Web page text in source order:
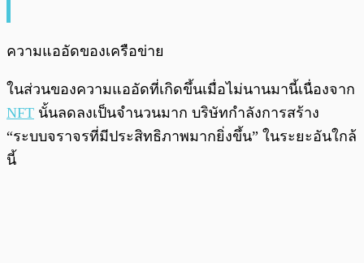
ความแออัดของเครือข่าย
ในส่วนของความแออัดที่เกิดขึ้นเมื่อไม่นานมานี้เนื่องจาก
NFT นั้นลดลงเป็นจำนวนมาก บริษัทกำลังการสร้าง
“ระบบจราจรที่มีประสิทธิภาพมากยิ่งขึ้น” ในระยะอันใกล้
นี้